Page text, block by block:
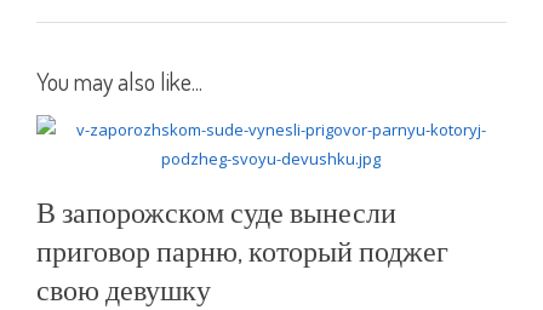
You may also like...
В запорожском суде вынесли
приговор парню, который поджег
свою девушку